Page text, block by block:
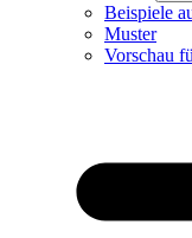
Beispiele
Muster
Vorschau